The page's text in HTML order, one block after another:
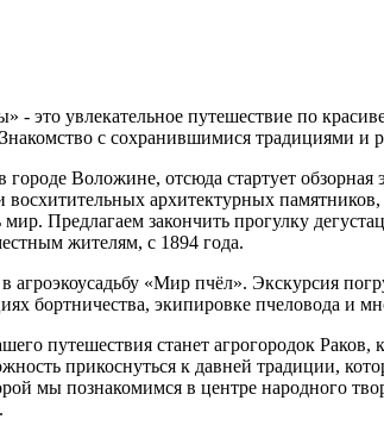
- это увлекательное путешествие по
с сохранившимися традициями и
Воложине, отсюда стартует
восхитительных архитектурных
мир. Предлагаем закончить прогулку
жителям, с 1894 года.
агроэкоусадьбу «Мир пчёл». Экскурсия
бортничества, экипировке пчеловода и
путешествия станет агрогородок
прикоснуться к давней традиции,
мы познакомимся в центре народного